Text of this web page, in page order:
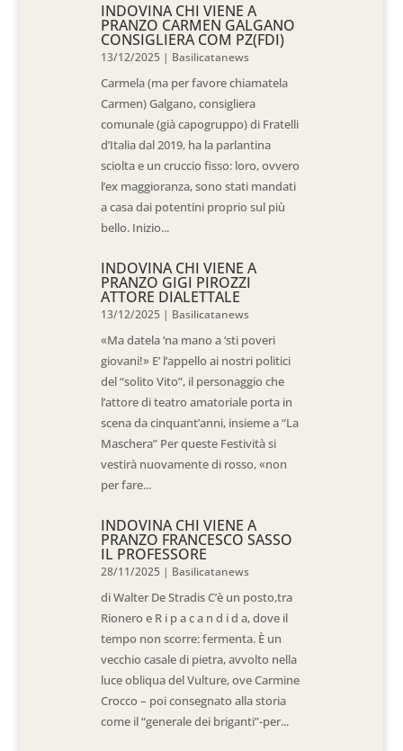
INDOVINA CHI VIENE A
PRANZO CARMEN GALGANO
CONSIGLIERA COM PZ(FDI)
13/12/2025 | Basilicatanews
Carmela (ma per favore chiamatela
Carmen) Galgano, consigliera
comunale (già capogruppo) di Fratelli
d’Italia dal 2019, ha la parlantina
sciolta e un cruccio fisso: loro, ovvero
l’ex maggioranza, sono stati mandati
a casa dai potentini proprio sul più
bello. Inizio...
INDOVINA CHI VIENE A
PRANZO GIGI PIROZZI
ATTORE DIALETTALE
13/12/2025 | Basilicatanews
«Ma datela ‘na mano a ‘sti poveri
giovani!» E’ l’appello ai nostri politici
del “solito Vito”, il personaggio che
l’attore di teatro amatoriale porta in
scena da cinquant’anni, insieme a “La
Maschera” Per queste Festività si
vestirà nuovamente di rosso, «non
per fare...
INDOVINA CHI VIENE A
PRANZO FRANCESCO SASSO
IL PROFESSORE
28/11/2025 | Basilicatanews
di Walter De Stradis C’è un posto,tra
Rionero e R i p a c a n d i d a, dove il
tempo non scorre: fermenta. È un
vecchio casale di pietra, avvolto nella
luce obliqua del Vulture, ove Carmine
Crocco – poi consegnato alla storia
come il “generale dei briganti”-per...